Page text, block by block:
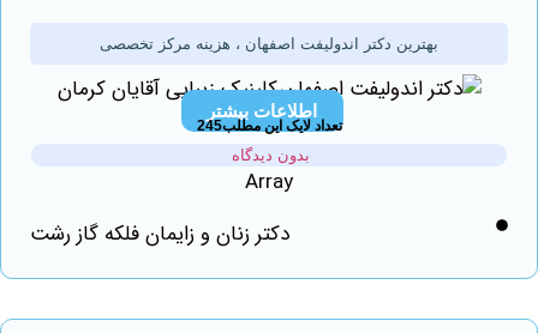
بهترین دکتر اندولیفت اصفهان ، هزینه مرکز تخصصی
اطلاعات بیشتر
تعداد لایک این مطلب245
بدون دیدگاه
دکتر زنان و زایمان فلکه گاز رشت